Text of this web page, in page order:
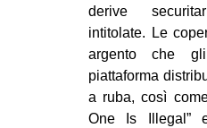
derive
intitolate. Le
argento che
piattaforma
a ruba, così
One Is Illegal”